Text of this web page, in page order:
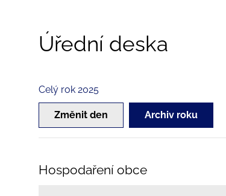
Úřední deska
Celý rok 2025
Změnit den Archiv roku
Hospodaření obce